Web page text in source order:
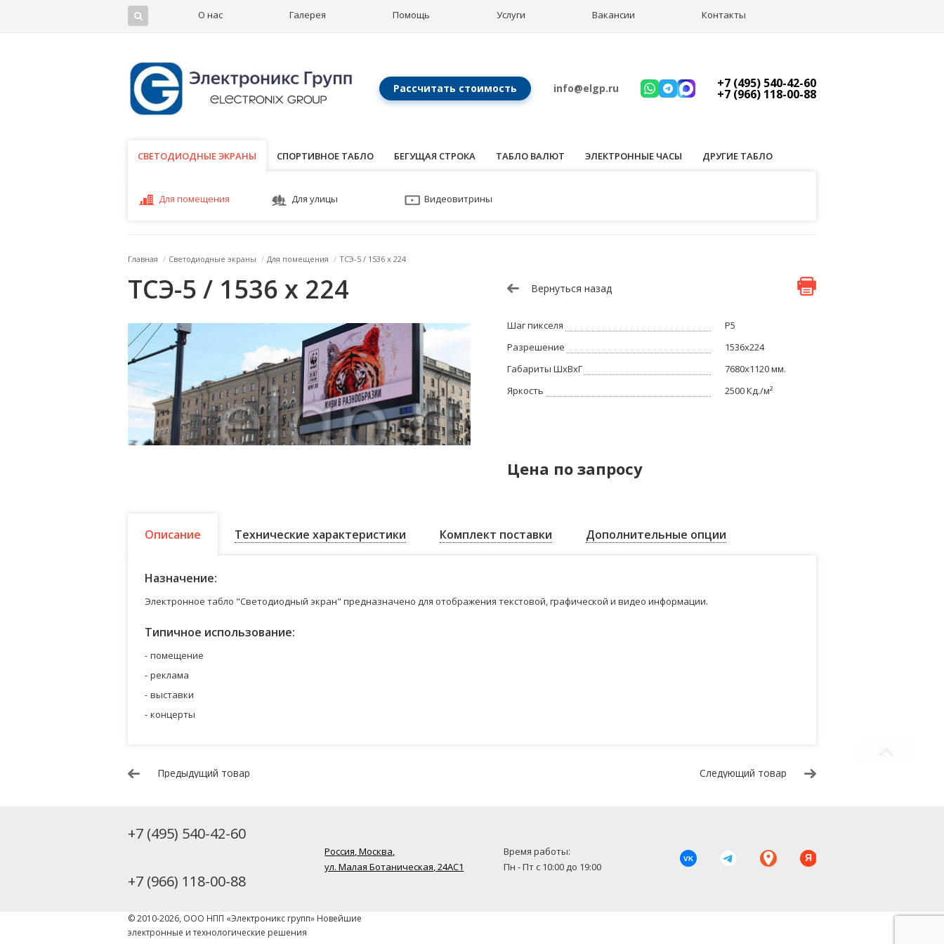
О нас Галерея Помощь Услуги Вакансии Контакты
Рассчитать стоимость info@elgp.ru +7 (495) 540-42-60
+7 (966) 118-00-88
СВЕТОДИОДНЫЕ ЭКРАНЫ
СВЕТОДИОДНЫЕ ЭКРАНЫ СПОРТИВНОЕ ТАБЛО БЕГУЩАЯ СТРОКА ТАБЛО ВАЛЮТ ЭЛЕКТРОННЫЕ ЧАСЫ ДРУГИЕ ТАБЛО
Для помещения Для улицы Видеовитрины
Главная / Светодиодные экраны / Для помещения / ТСЭ-5 / 1536 x 224
ТСЭ-5 / 1536 x 224 Вернуться назад
Шаг пикселя
Р5
Разрешение
1536x224
Габариты ШхВхГ
7680x1120 мм.
Яркость
2500 Кд./м²
Цена по запросу
Описание Технические характеристики Комплект поставки Дополнительные опции
Назначение:
Электронное табло "Светодиодный экран" предназначено для отображения текстовой, графической и видео информации.
Типичное использование:
помещение
реклама
выставки
концерты
Предыдущий товар Следующий товар
+7 (495) 540-42-60
+7 (966) 118-00-88
Россия, Москва,
ул. Малая Ботаническая, 24AC1
Время работы:
Пн - Пт с 10:00 до 19:00
VK Я
© 2010-2026, ООО НПП «Электроникс групп» Новейшие
электронные и технологические решения